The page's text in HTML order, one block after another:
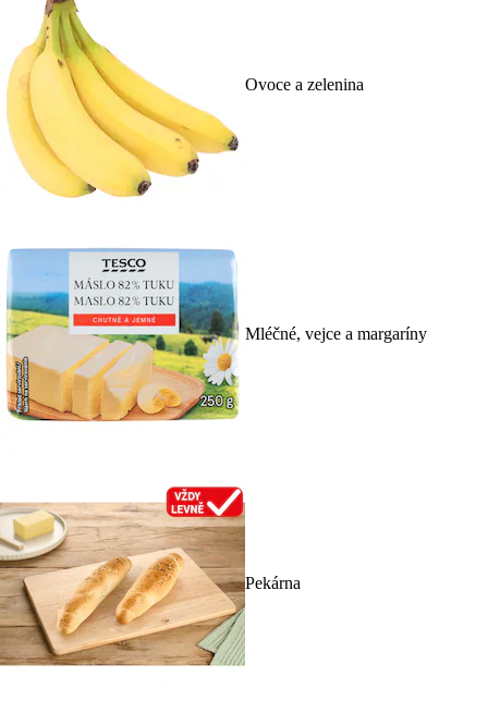
Ovoce a zelenina
Mléčné, vejce a margaríny
Pekárna